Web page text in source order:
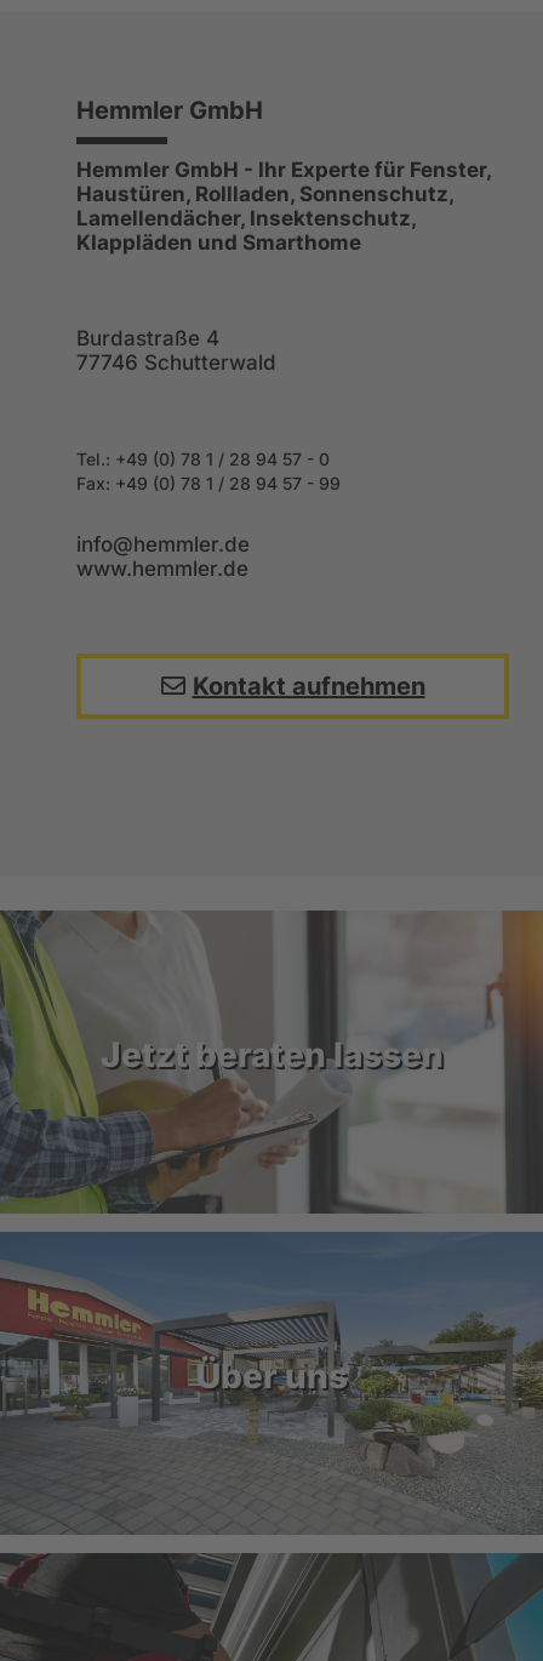
Hemmler GmbH
Hemmler GmbH - Ihr Experte für Fenster,
Haustüren, Rollladen, Sonnenschutz,
Lamellendächer, Insektenschutz,
Klappläden und Smarthome
Burdastraße 4
77746 Schutterwald
Tel.: +49 (0) 78 1 / 28 94 57 - 0
Fax: +49 (0) 78 1 / 28 94 57 - 99
info@hemmler.de
www.hemmler.de
Kontakt aufnehmen
Jetzt beraten lassen
Über uns